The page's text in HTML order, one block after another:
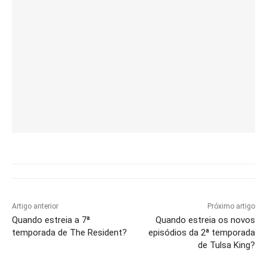
Artigo anterior
Quando estreia a 7ª
temporada de The Resident?
Próximo artigo
Quando estreia os novos
episódios da 2ª temporada
de Tulsa King?